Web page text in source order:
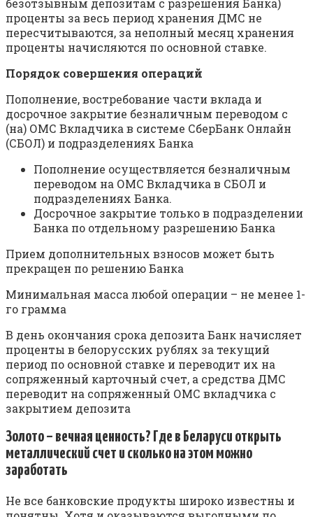
проценты за весь период хранения ДМС не
пересчитываются, за неполный месяц хранения
проценты начисляются по основной ставке.
Порядок совершения операций
Пополнение, востребование части вклада и
досрочное закрытие безналичным переводом с
(на) ОМС Вкладчика в системе СберБанк Онлайн
(СБОЛ) и подразделениях Банка
Пополнение осуществляется безналичным
переводом на ОМС Вкладчика в СБОЛ и
подразделениях Банка.
Досрочное закрытие только в подразделении
Банка по отдельному разрешению Банка
Прием дополнительных взносов может быть
прекращен по решению Банка
Минимальная масса любой операции – не менее 1-
го грамма
В день окончания срока депозита Банк начисляет
проценты в белорусских рублях за текущий
период по основной ставке и переводит их на
сопряженный карточный счет, а средства ДМС
переводит на сопряженный ОМС вкладчика с
закрытием депозита
Золото – вечная ценность? Где в Беларуси открыть
металлический счет и сколько на этом можно
заработать
Не все банковские продукты широко известны и